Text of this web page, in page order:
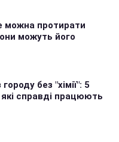
можна протирати
можуть його
без "хімії": 5
справді працюють